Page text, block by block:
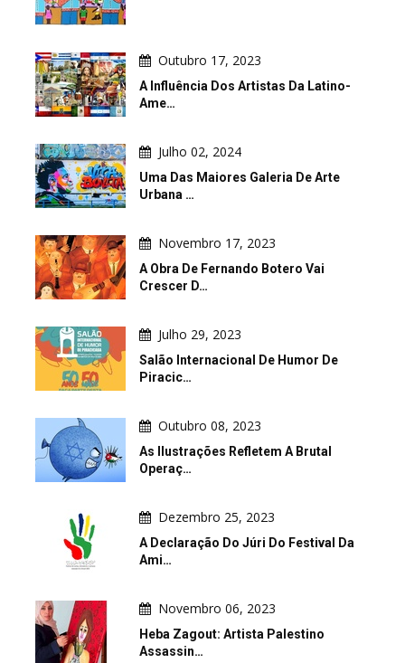
Outubro 17, 2023
A Influência Dos Artistas Da Latino-
Ame…
Julho 02, 2024
Uma Das Maiores Galeria De Arte
Urbana …
Novembro 17, 2023
A Obra De Fernando Botero Vai
Crescer D…
Julho 29, 2023
Salão Internacional De Humor De
Piracic…
Outubro 08, 2023
As Ilustrações Refletem A Brutal
Operaç…
Dezembro 25, 2023
A Declaração Do Júri Do Festival Da
Ami…
Novembro 06, 2023
Heba Zagout: Artista Palestino
Assassin…